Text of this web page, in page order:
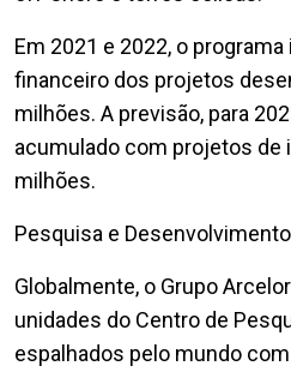
Em 2021 e 2022, o
financeiro dos projetos
milhões. A previsão, para
acumulado com projetos de
milhões.
Pesquisa e Desenvolvimento
Globalmente, o Grupo
unidades do Centro de
espalhados pelo mundo